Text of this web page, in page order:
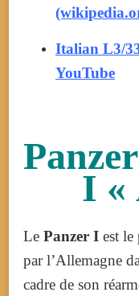
Italian L3/
YouTube
I «
Le Panzer I est le
par l’Allemagne
cadre de son